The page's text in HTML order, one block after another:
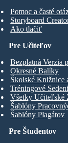
Pomoc a časté
Storyboard
Ako tlačiť
Pre Študentov
Pre Učiteľov
Bezplatná Verzia
Okresné Balíky
Školské Knižnice
Tréningové
Všetky Učiteľské
Šablóny
Šablóny Plagátov